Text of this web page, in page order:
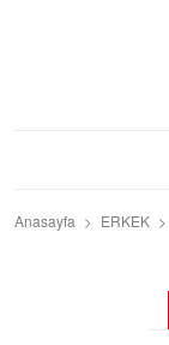
Anasayfa ERKEK